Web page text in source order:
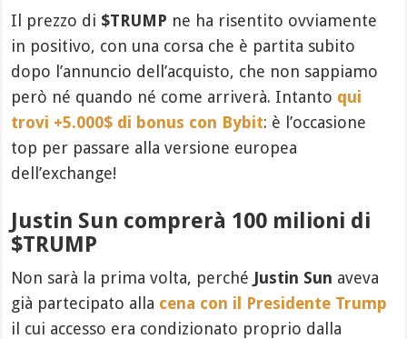
Il prezzo di $TRUMP ne ha risentito ovviamente
in positivo, con una corsa che è partita subito
dopo l’annuncio dell’acquisto, che non sappiamo
però né quando né come arriverà. Intanto qui
trovi +5.000$ di bonus con Bybit: è l’occasione
top per passare alla versione europea
dell’exchange!
Justin Sun comprerà 100 milioni di
$TRUMP
Non sarà la prima volta, perché Justin Sun aveva
già partecipato alla cena con il Presidente Trump
il cui accesso era condizionato proprio dalla